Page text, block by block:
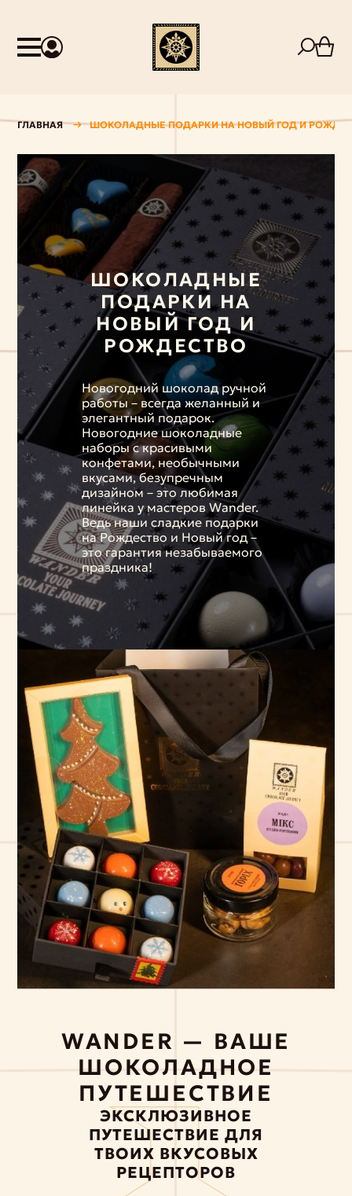
ГЛАВНАЯ ШОКОЛАДНЫЕ ПОДАРКИ НА НОВЫЙ ГОД И
ШОКОЛАДНЫЕ
ПОДАРКИ НА
НОВЫЙ ГОД И
РОЖДЕСТВО
Новогодний шоколад ручной
работы – всегда желанный и
элегантный подарок.
Новогодние шоколадные
наборы с красивыми
конфетами, необычными
вкусами, безупречным
дизайном – это любимая
линейка у мастеров Wander.
Ведь наши сладкие подарки
на Рождество и Новый год –
это гарантия незабываемого
праздника!
WANDER — ВАШЕ
ШОКОЛАДНОЕ
ПУТЕШЕСТВИЕ
ЭКСКЛЮЗИВНОЕ
ПУТЕШЕСТВИЕ ДЛЯ
ТВОИХ ВКУСОВЫХ
РЕЦЕПТОРОВ